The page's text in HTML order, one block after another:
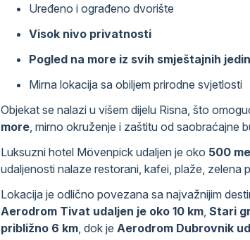
Uređeno i ograđeno dvorište
Visok nivo privatnosti
Pogled na more iz svih smještajnih
Mirna lokacija sa obiljem prirodne svjetlosti
Objekat se nalazi u višem dijelu Risna, što
more , mirno okruženje i zaštitu od saobraćajne
Luksuzni hotel Mövenpick udaljen je oko 500
udaljenosti nalaze restorani, kafei, plaže, zelena
Lokacija je odlično povezana sa najvažnijim
Aerodrom Tivat udaljen je oko 10 km Stari
približno 6 km , dok je Aerodrom Dubrovnik